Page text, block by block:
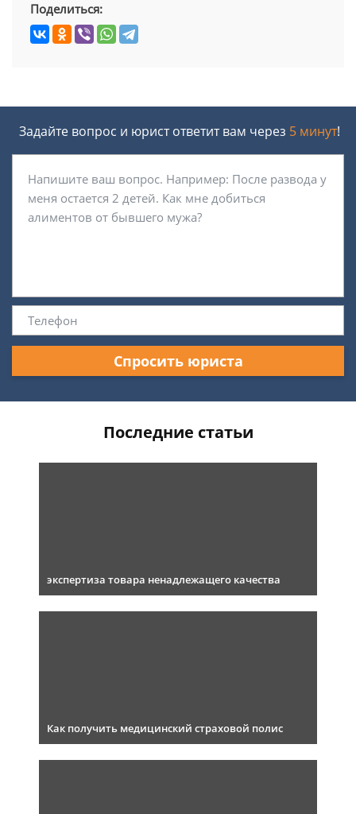
Поделиться:
Задайте вопрос и юрист ответит вам через 5 минут!
Спросить юриста
Последние статьи
экспертиза товара ненадлежащего качества
Как получить медицинский страховой полис